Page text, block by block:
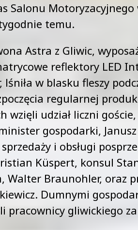
Salonu
temu.
Astra z Gliwic,
reflektory LED
lśniła w blasku fleszy
regularnej
wzięli udział liczni
gospodarki,
i obsługi
Küspert, konsul
Walter Braunohler, oraz
Dumnymi
pracownicy gliwickiego